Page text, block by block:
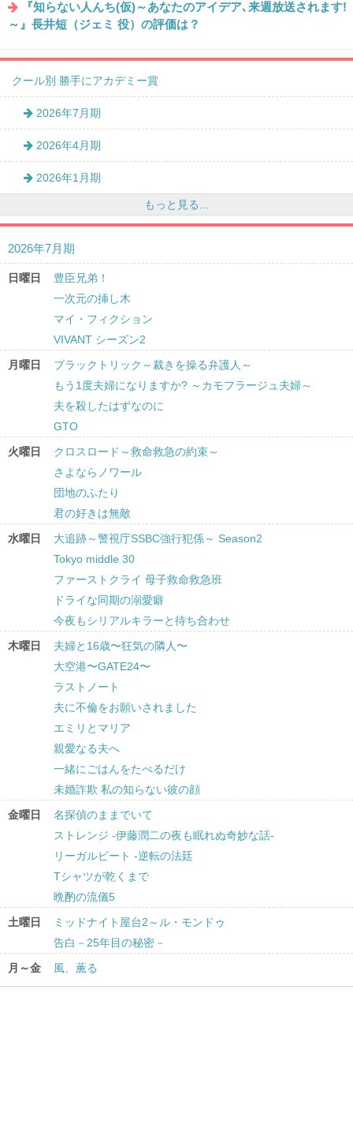
『知らない人んち(仮)～あなたのアイデア､来週放送されます!
～』長井短（ジェミ 役）の評価は？
クール別 勝手にアカデミー賞
2026年7月期
2026年4月期
2026年1月期
もっと見る...
2026年7月期
日曜日
豊臣兄弟！
一次元の挿し木
マイ・フィクション
VIVANT シーズン2
月曜日
ブラックトリック～裁きを操る弁護人～
もう1度夫婦になりますか? ～カモフラージュ夫婦～
夫を殺したはずなのに
GTO
火曜日
クロスロード～救命救急の約束～
さよならノワール
団地のふたり
君の好きは無敵
水曜日
大追跡～警視庁SSBC強行犯係～ Season2
Tokyo middle 30
ファーストクライ 母子救命救急班
ドライな同期の溺愛癖
今夜もシリアルキラーと待ち合わせ
木曜日
夫婦と16歳〜狂気の隣人〜
大空港〜GATE24〜
ラストノート
夫に不倫をお願いされました
エミリとマリア
親愛なる夫へ
一緒にごはんをたべるだけ
未婚詐欺 私の知らない彼の顔
金曜日
名探偵のままでいて
ストレンジ -伊藤潤二の夜も眠れぬ奇妙な話-
リーガルビート -逆転の法廷
Tシャツが乾くまで
晩酌の流儀5
土曜日
ミッドナイト屋台2～ル・モンドゥ
告白－25年目の秘密－
月～金
風、薫る